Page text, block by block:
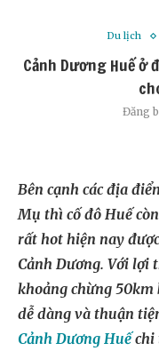
Du lịch
Cảnh Dương Huế ở
Đăng
Bên cạnh các địa
Mụ thì cố đô Huế
rất hot hiện nay
Cảnh Dương. Với lợi
khoảng chừng 50km
dễ dàng và thuận
Cảnh Dương Huếchi